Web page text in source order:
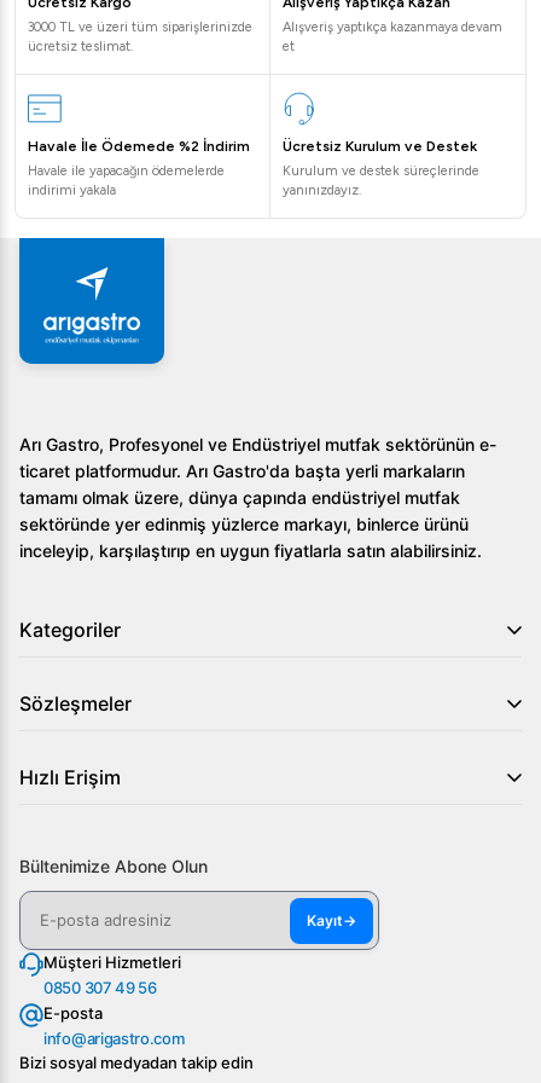
Soru:Öztiryakiler Fırınlı 4 Gözlü Kuzine hangi sektörler
için uygundur?
Cevap:
Bu kuzine, restoranlar, oteller ve catering
firmaları için idealdir.
Elektrikli ve gazlı fırın seçenekleri arasında ne fark
var?
Cevap:Elektrikli fırın ile daha sabit bir sıcaklık kontrolü
sağlanırken, gazlı fırın daha hızlı ısınma imkanı sunar.
Soru:Kuzinede hangi tür tepsiler kullanılabilir?
kullanılabilir.
Bu üstün özellikli endüstriyel fırın ile mutfağınızda
verimliliği artırabilirsiniz. Detaylı bilgi ve kurumsal teklifler
için hemen web sitemizden bize ulaşın!
3000 TL ve üzeri tüm siparişlerinizde
ücretsiz teslimat.
Alışveriş yaptıkça kazanmaya devam
et
Havale İle Ödemede %2 İndirim
Havale ile yapacağın ödemelerde
indirimi yakala
Ücretsiz Kurulum ve Destek
Kurulum ve destek süreçlerinde
yanınızdayız.
Arı Gastro, Profesyonel ve Endüstriyel mutfak sektörünün e-
ticaret platformudur. Arı Gastro'da başta yerli markaların
tamamı olmak üzere, dünya çapında endüstriyel mutfak
sektöründe yer edinmiş yüzlerce markayı, binlerce ürünü
inceleyip, karşılaştırıp en uygun fiyatlarla satın alabilirsiniz.
Kategoriler
Sözleşmeler
Hızlı Erişim
Bültenimize Abone Olun
Kayıt→
Müşteri Hizmetleri
0850 307 49 56
E-posta
info@arigastro.com
Bizi sosyal medyadan takip edin